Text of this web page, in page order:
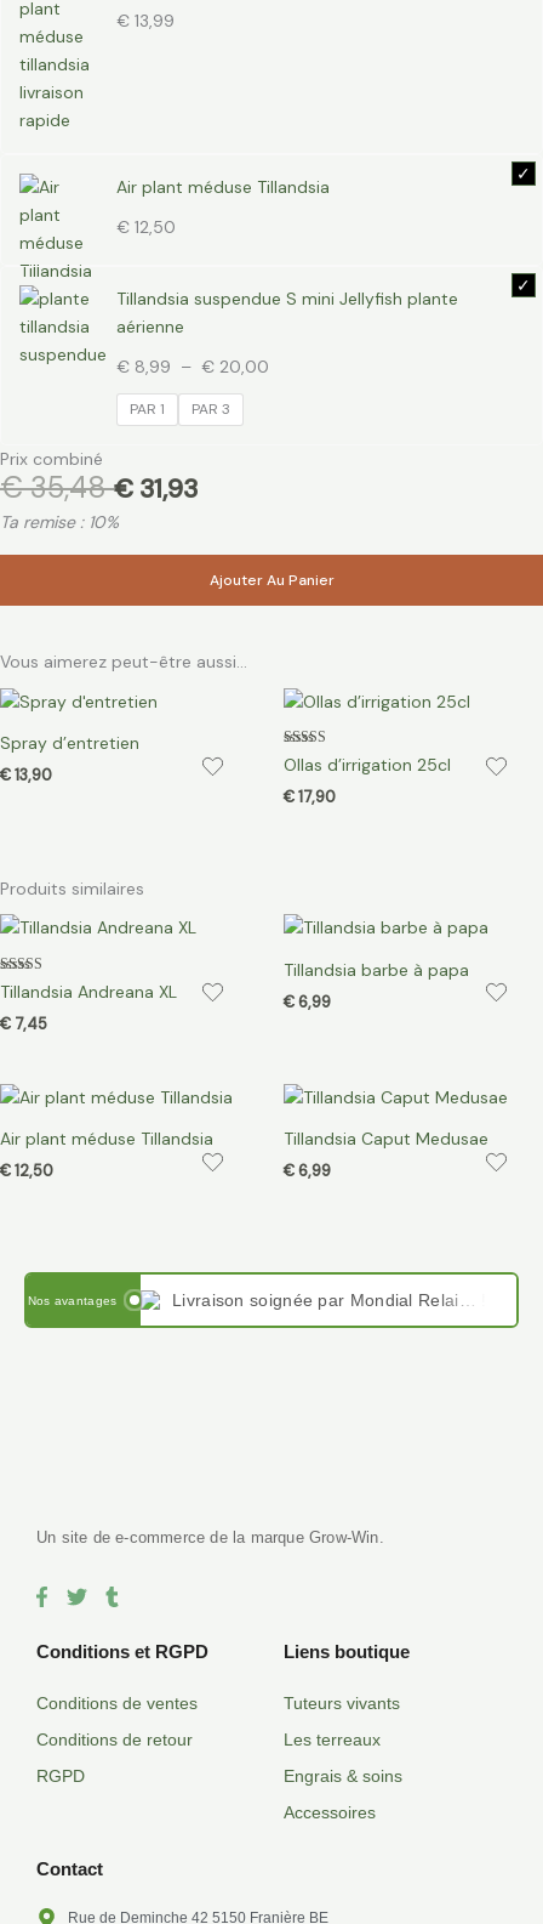
€ 13,99
Air plant méduse Tillandsia
€ 12,50
Tillandsia suspendue S mini Jellyfish plante
aérienne
€ 8,99 – € 20,00
de
PAR 1 PAR 3
Prix combiné
€35,48 € 31,93
Ta remise : 10%
Ajouter Au Panier
Vous aimerez peut-être aussi…
Spray d’entretien
€13,90
Note
5.00
sur 5
Ollas d’irrigation 25cl
€17,90
Produits similaires
Note
5.00
sur 5
Tillandsia Andreana XL
€ 7,45
Tillandsia barbe à papa
€6,99
Air plant méduse Tillandsia
€12,50
Tillandsia Caput Medusae
€6,99
Nos avantages
Un site de e-commerce de la marque Grow-Win.
F
a
e
o
k
-
f
T
w
t
r
T
u
b
Conditions et RGPD
Conditions de ventes
Conditions de retour
RGPD
Liens boutique
Tuteurs vivants
Les terreaux
Engrais & soins
Accessoires
Contact
Rue de Deminche 42 5150 Franière BE